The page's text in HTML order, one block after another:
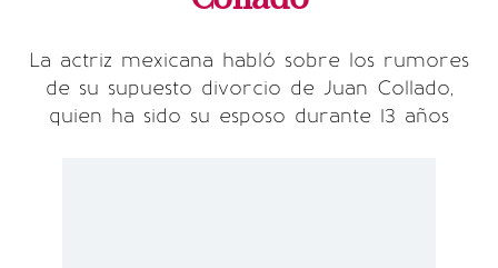
La actriz mexicana habló sobre los rumores
de su supuesto divorcio de Juan Collado,
quien ha sido su esposo durante 13 años